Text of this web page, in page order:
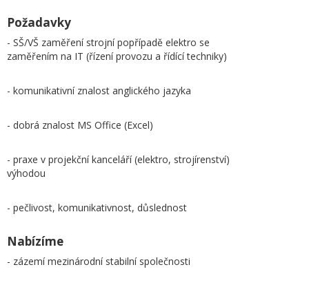
Požadavky
- SŠ/VŠ zaměření strojní popřípadě elektro se
zaměřením na IT (řízení provozu a řídící techniky)
- komunikativní znalost anglického jazyka
- dobrá znalost MS Office (Excel)
- praxe v projekční kanceláří (elektro, strojírenství)
výhodou
- pečlivost, komunikativnost, důslednost
Nabízíme
- zázemí mezinárodní stabilní společnosti